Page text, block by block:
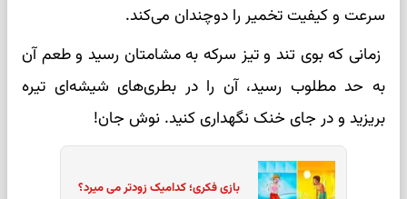
سرعت و کیفیت تخمیر را دوچندان می‌کند.
زمانی که بوی تند و تیز سرکه به مشامتان رسید و طعم آن
به حد مطلوب رسید، آن را در بطری‌های شیشه‌ای تیره
بریزید و در جای خنک نگهداری کنید. نوش جان!
بازی فکری؛ کدامیک زودتر می میرد؟